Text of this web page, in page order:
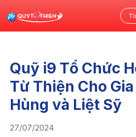
Quỹ i9 Tổ Chức
Từ Thiện Cho
Hùng và Liệt Sỹ
27/07/2024